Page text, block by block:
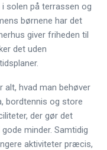
solen på terrassen og
børnene har det
giver friheden til
det uden
hvad man behøver
bordtennis og store
der gør det
minder. Samtidig
aktiviteter præcis,